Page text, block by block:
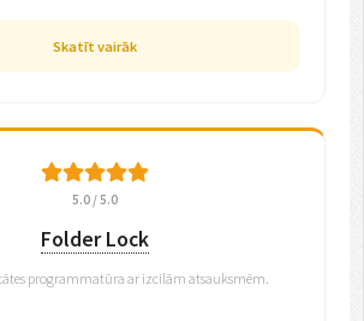
Skatīt vairāk
5.0 / 5.0
Folder Lock
programmatūra ar izcilām atsauksmēm.